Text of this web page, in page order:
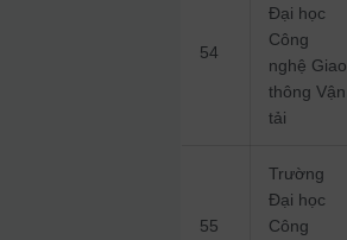
54
Đại học
Công
nghệ Giao
thông Vận
tải
55
Trường
Đại học
Công